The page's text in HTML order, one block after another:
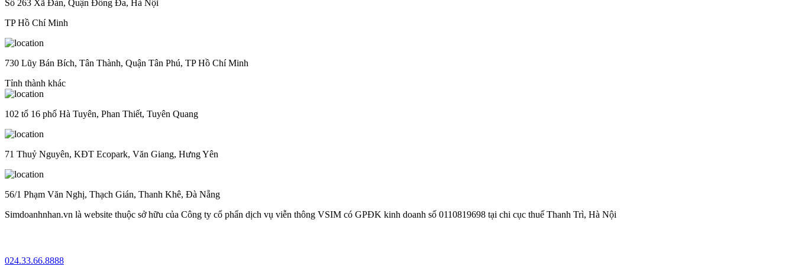
Số 263 Xã Đàn, Quận Đống Đa, Hà Nội
TP Hồ Chí Minh
730 Lũy Bán Bích, Tân Thành, Quận Tân Phú, TP Hồ Chí Minh
Tỉnh thành khác
102 tổ 16 phố Hà Tuyên, Phan Thiết, Tuyên Quang
71 Thuỷ Nguyên, KĐT Ecopark, Văn Giang, Hưng Yên
56/1 Phạm Văn Nghị, Thạch Gián, Thanh Khê, Đà Nẵng
Simdoanhnhan.vn là website thuộc sở hữu của Công ty cổ phẩn dịch vụ viễn thông VSIM có GPĐK kinh doanh số 0110819698 tại chi cục thuế Thanh Trì, Hà Nội
024.33.66.8888